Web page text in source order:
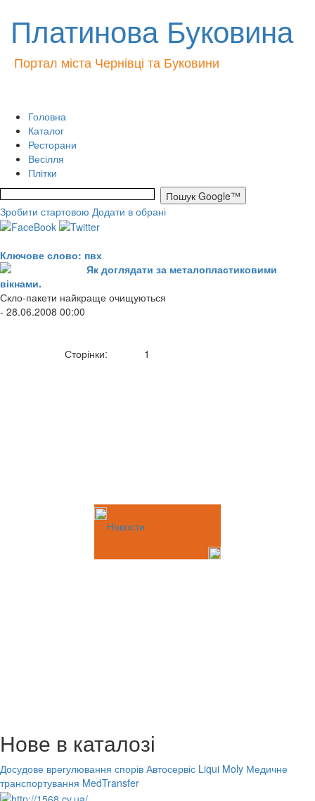
Платинова Буковина
Портал міста Чернівці та Буковини
Головна
Каталог
Ресторани
Весілля
Плітки
Зробити стартовою Додати в обрані
Ключове слово: пвх
Як доглядати за металопластиковими
вікнами.
Скло-пакети найкраще очищуються
- 28.06.2008 00:00
Сторінки: 1
Новости
Нове в каталозі
Досудове врегулювання спорів Автосервіс Liqui Moly Медичне
транспортування MedTransfer